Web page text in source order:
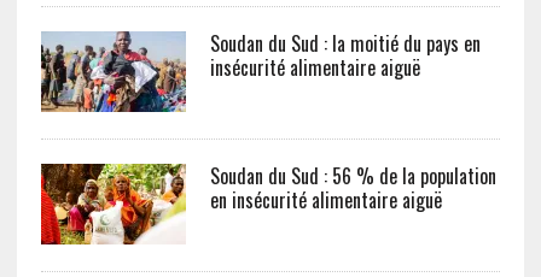
Soudan du Sud : la moitié du pays en
insécurité alimentaire aiguë
Soudan du Sud : 56 % de la population
en insécurité alimentaire aiguë